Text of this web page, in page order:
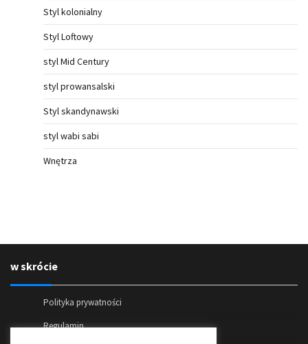
Styl kolonialny
Styl Loftowy
styl Mid Century
styl prowansalski
Styl skandynawski
styl wabi sabi
Wnętrza
w skrócie
Polityka prywatności
Regulamin